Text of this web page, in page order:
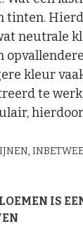
tinten.
neutrale
kleur
te
,
IS